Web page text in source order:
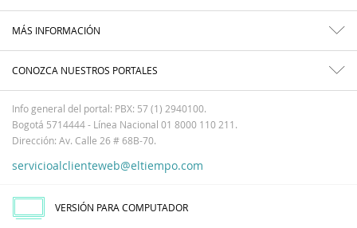
MÁS INFORMACIÓN
CONOZCA NUESTROS PORTALES
Info general del portal: PBX: 57 (1) 2940100.
Bogotá 5714444 - Línea Nacional 01 8000 110 211.
Dirección: Av. Calle 26 # 68B-70.
servicioalclienteweb@eltiempo.com
VERSIÓN PARA COMPUTADOR